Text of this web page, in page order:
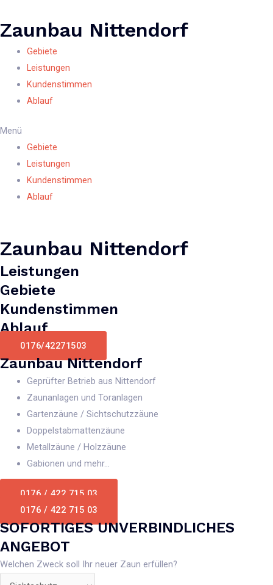
Inhalt
springen
Zaunbau Nittendorf
Gebiete
Leistungen
Kundenstimmen
Ablauf
Menü
Gebiete
Leistungen
Kundenstimmen
Ablauf
Zaunbau Nittendorf
Leistungen
Gebiete
Kundenstimmen
Ablauf
0176/42271503
Zaunbau Nittendorf
Geprüfter Betrieb aus Nittendorf
Zaunanlagen und Toranlagen
Gartenzäune / Sichtschutzzäune
Doppelstabmattenzäune
Metallzäune / Holzzäune
Gabionen und mehr...
0176 / 422 715 03
0176 / 422 715 03
SOFORTIGES UNVERBINDLICHES
ANGEBOT
Welchen Zweck soll Ihr neuer Zaun erfüllen?